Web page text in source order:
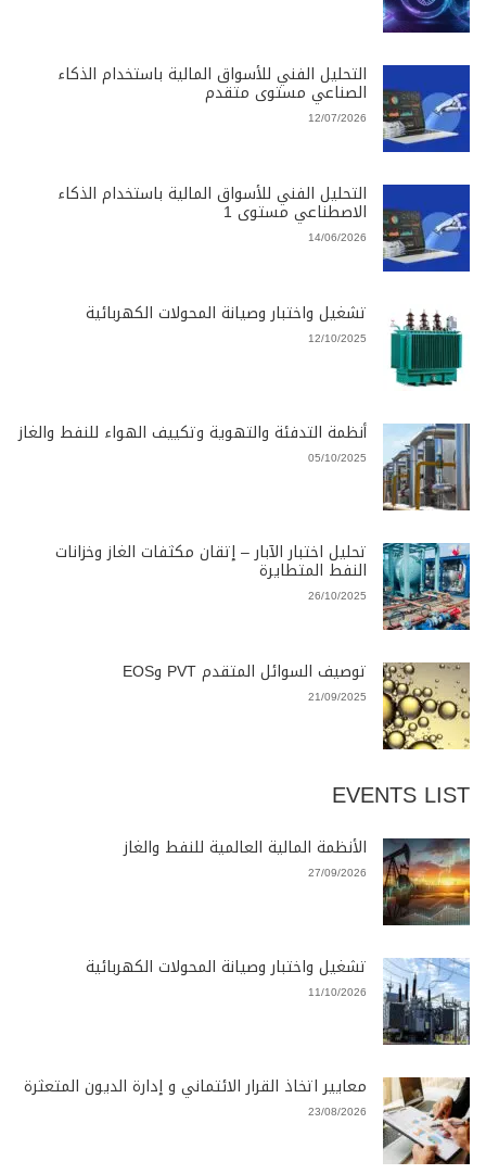
التحليل الفني للأسواق المالية باستخدام الذكاء
الصناعي مستوى متقدم
12/07/2026
التحليل الفني للأسواق المالية باستخدام الذكاء
الاصطناعي مستوى 1
14/06/2026
تشغيل واختبار وصيانة المحولات الكهربائية
12/10/2025
أنظمة التدفئة والتهوية وتكييف الهواء للنفط والغاز
05/10/2025
تحليل اختبار الآبار – إتقان مكثفات الغاز وخزانات
النفط المتطايرة
26/10/2025
توصيف السوائل المتقدم PVT وEOS
21/09/2025
EVENTS LIST
الأنظمة المالية العالمية للنفط والغاز
27/09/2026
تشغيل واختبار وصيانة المحولات الكهربائية
11/10/2026
معايير اتخاذ القرار الائتماني و إدارة الديون المتعثرة
23/08/2026